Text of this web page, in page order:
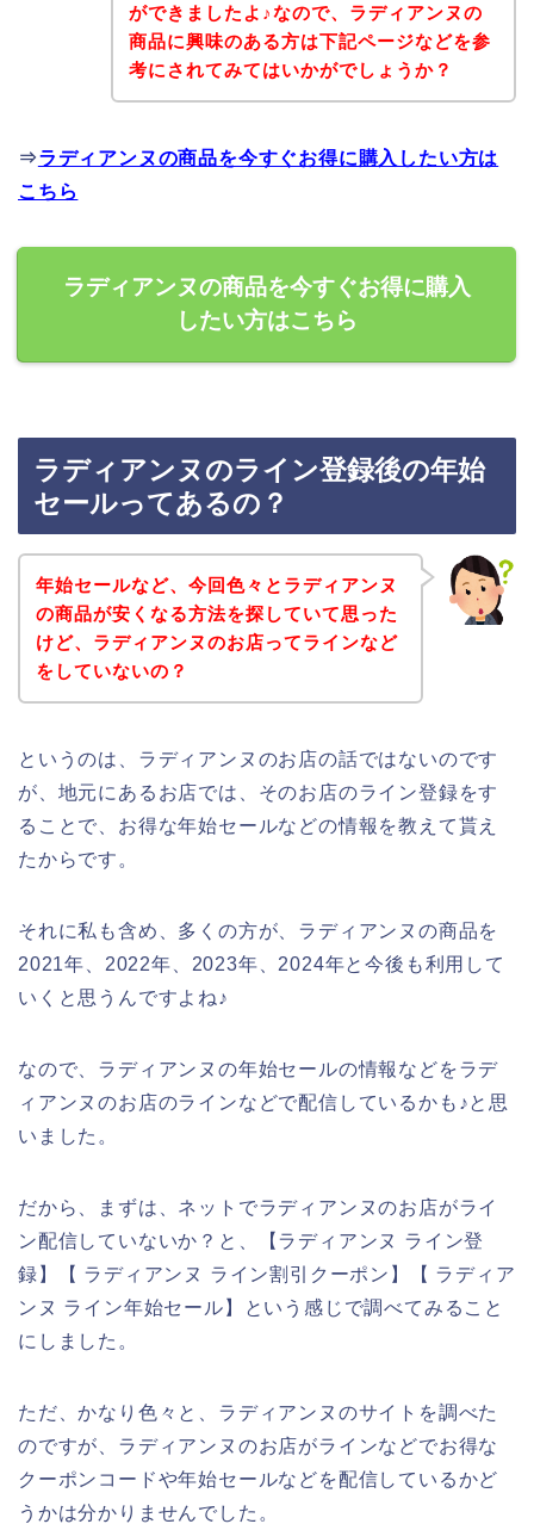
ができましたよ♪なので、ラディアンヌの
商品に興味のある方は下記ページなどを参
考にされてみてはいかがでしょうか？
⇒ラディアンヌの商品を今すぐお得に購入したい方は
こちら
ラディアンヌの商品を今すぐお得に購入
したい方はこちら
ラディアンヌのライン登録後の年始
セールってあるの？
年始セールなど、今回色々とラディアンヌ
の商品が安くなる方法を探していて思った
けど、ラディアンヌのお店ってラインなど
をしていないの？
というのは、ラディアンヌのお店の話ではないのです
が、地元にあるお店では、そのお店のライン登録をす
ることで、お得な年始セールなどの情報を教えて貰え
たからです。
それに私も含め、多くの方が、ラディアンヌの商品を
2021年、2022年、2023年、2024年と今後も利用して
いくと思うんですよね♪
なので、ラディアンヌの年始セールの情報などをラデ
ィアンヌのお店のラインなどで配信しているかも♪と思
いました。
だから、まずは、ネットでラディアンヌのお店がライ
ン配信していないか？と、【ラディアンヌ ライン登
録】【 ラディアンヌ ライン割引クーポン】【 ラディア
ンヌ ライン年始セール】という感じで調べてみること
にしました。
ただ、かなり色々と、ラディアンヌのサイトを調べた
のですが、ラディアンヌのお店がラインなどでお得な
クーポンコードや年始セールなどを配信しているかど
うかは分かりませんでした。